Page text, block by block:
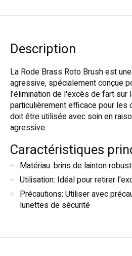
Description
La Rode Brass Roto Brush est
agressive, spécialement conçue
l'élimination de l'excès de fart sur
particulièrement efficace pour les
doit être utilisée avec soin en
agressive.
Caractéristiques
Matériau: brins de lainton
Utilisation: Idéal pour retirer
Précautions: Utiliser avec
lunettes de sécurité